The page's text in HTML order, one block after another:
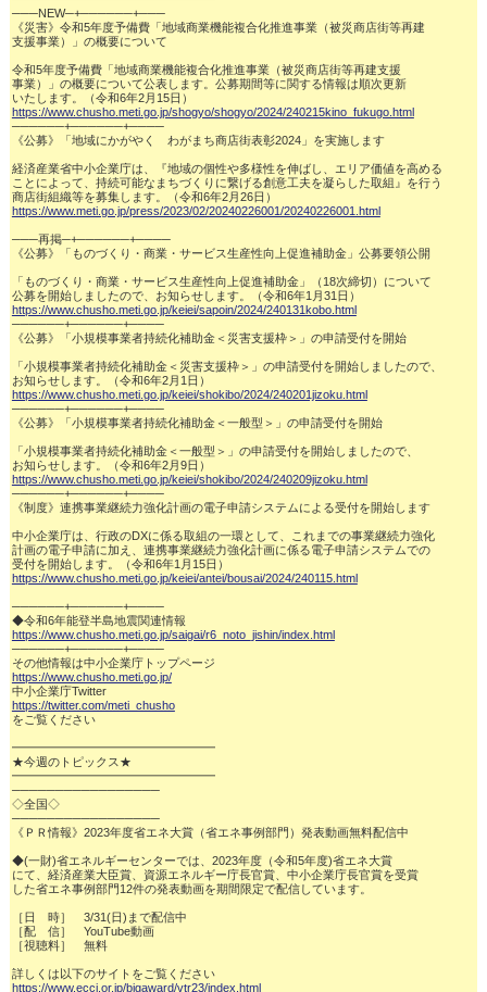
───NEW─+──────+───
《災害》令和5年度予備費「地域商業機能複合化推進事業（被災商店街等再建
支援事業）」の概要について
令和5年度予備費「地域商業機能複合化推進事業（被災商店街等再建支援
事業）」の概要について公表します。公募期間等に関する情報は順次更新
https://www.chusho.meti.go.jp/shogyo/shogyo/2024/240215kino_fukugo.html
──────+──────+────
《公募》「地域にかがやく　わがまち商店街表彰2024」を実施します
経済産業省中小企業庁は、『地域の個性や多様性を伸ばし、エリア価値を高める
ことによって、持続可能なまちづくりに繋げる創意工夫を凝らした取組』を行う
https://www.meti.go.jp/press/2023/02/20240226001/20240226001.html
───再掲─+──────+────
《公募》「ものづくり・商業・サービス生産性向上促進補助金」公募要領公開
「ものづくり・商業・サービス生産性向上促進補助金」（18次締切）について
https://www.chusho.meti.go.jp/keiei/sapoin/2024/240131kobo.html
──────+──────+────
《公募》「小規模事業者持続化補助金＜災害支援枠＞」の申請受付を開始
「小規模事業者持続化補助金＜災害支援枠＞」の申請受付を開始しましたので、
https://www.chusho.meti.go.jp/keiei/shokibo/2024/240201jizoku.html
──────+──────+────
《公募》「小規模事業者持続化補助金＜一般型＞」の申請受付を開始
「小規模事業者持続化補助金＜一般型＞」の申請受付を開始しましたので、
https://www.chusho.meti.go.jp/keiei/shokibo/2024/240209jizoku.html
──────+──────+────
《制度》連携事業継続力強化計画の電子申請システムによる受付を開始します
中小企業庁は、行政のDXに係る取組の一環として、これまでの事業継続力強化
計画の電子申請に加え、連携事業継続力強化計画に係る電子申請システムでの
https://www.chusho.meti.go.jp/keiei/antei/bousai/2024/240115.html
──────+──────+────
https://www.chusho.meti.go.jp/saigai/r6_noto_jishin/index.html
──────+──────+────
https://www.chusho.meti.go.jp/
中小企業庁Twitter
https://twitter.com/meti_chusho
をご覧ください
━━━━━━━━━━━━━━━━━
★今週のトピックス★
━━━━━━━━━━━━━━━━━
─────────────────
◇全国◇
─────────────────
《ＰＲ情報》2023年度省エネ大賞（省エネ事例部門）発表動画無料配信中
◆(一財)省エネルギーセンターでは、2023年度（令和5年度)省エネ大賞
にて、経済産業大臣賞、資源エネルギー庁長官賞、中小企業庁長官賞を受賞
した省エネ事例部門12件の発表動画を期間限定で配信しています。
［日　時］　3/31(日)まで配信中
［配　信］　YouTube動画
［視聴料］　無料
詳しくは以下のサイトをご覧ください
https://www.eccj.or.jp/bigaward/vtr23/index.html